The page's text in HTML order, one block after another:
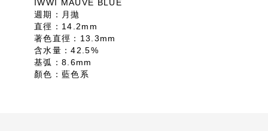
IWWI MAUVE BLUE
週期：月拋
直徑：14.2mm
著色直徑：13.3mm
含水量：42.5%
基弧：8.6mm
顏色：藍色系